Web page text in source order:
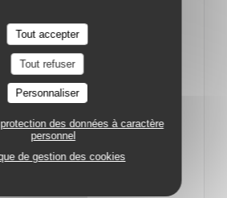
Tout accepter
Tout refuser
Personnaliser
des données à caractère
personnel
de gestion des cookies
Valentin au restaurant Procope
proposé par le Procope,
où la cuisine française règne